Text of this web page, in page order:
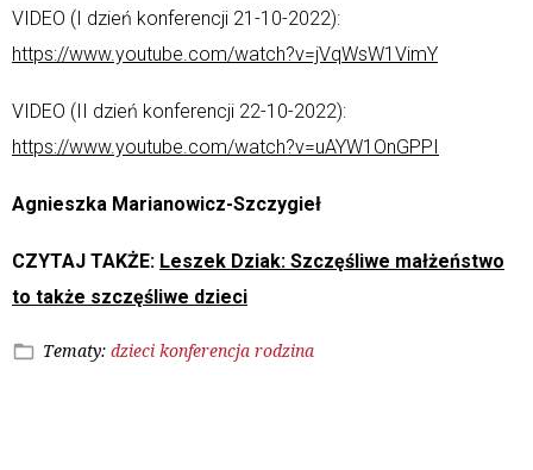
VIDEO (I dzień konferencji 21-10-2022):
https://www.youtube.com/watch?v=jVqWsW1VimY
VIDEO (II dzień konferencji 22-10-2022):
https://www.youtube.com/watch?v=uAYW1OnGPPI
Agnieszka Marianowicz-Szczygieł
CZYTAJ TAKŻE: Leszek Dziak: Szczęśliwe małżeństwo
to także szczęśliwe dzieci
Tematy: dzieci konferencja rodzina